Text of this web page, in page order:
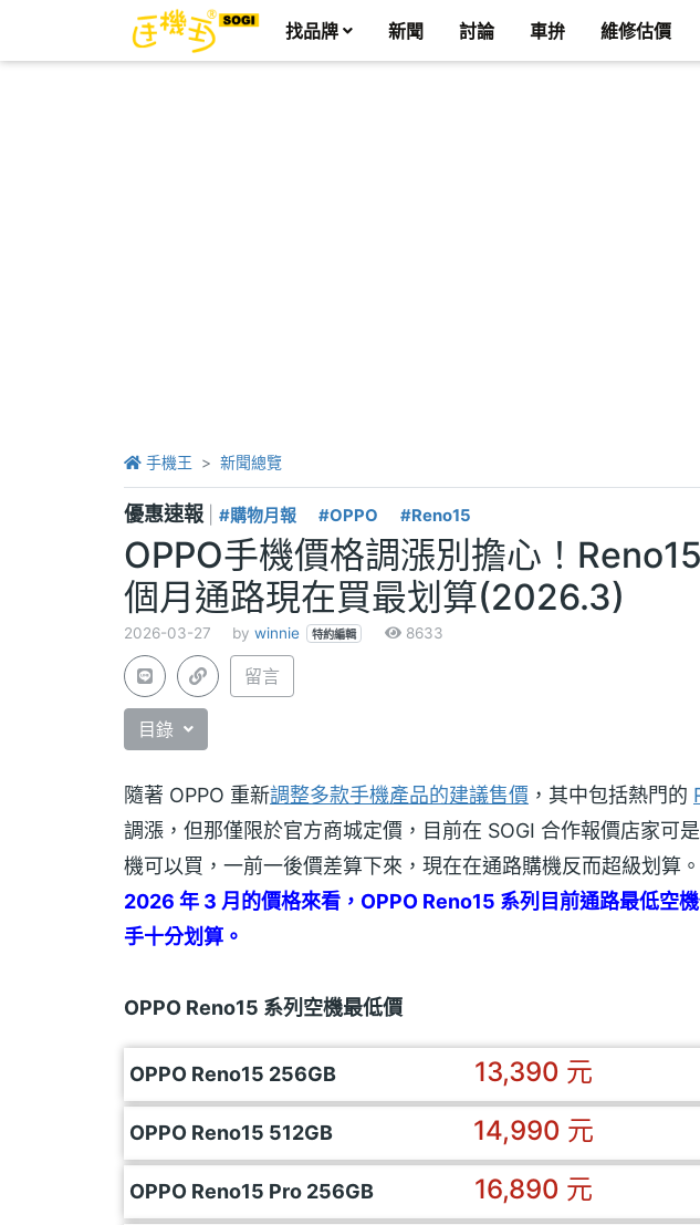
找品牌 新聞 討論 車拚 維修估價
手機王 新聞總覽
優惠速報 #購物月報 #OPPO #Reno15
OPPO手機價格調漲別擔心！
個月通路現在買最划算(2026.3)
2026-03-27 by winnie 特約編輯 8633
留言
目錄
隨著 OPPO 重新調整多款手機產品的建議售價 ，其中包括熱門的
調漲，但那僅限於官方商城定價，目前在 SOGI 合作報價店家可
機可以買，一前一後價差算下來，現在在通路購機反而超級划算。
2026 年 3 月的價格來看，OPPO Reno15 系列目前通路最低空
手十分划算。
OPPO Reno15 系列空機最低價
OPPO Reno15 256GB 13,390 元
OPPO Reno15 512GB 14,990 元
OPPO Reno15 Pro 256GB 16,890 元